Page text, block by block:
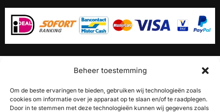
Beheer toestemming
Om de beste ervaringen te bieden, gebruiken wij technologieën zoals
cookies om informatie over je apparaat op te slaan en/of te raadplegen.
Door in te stemmen met deze technologieën kunnen wij gegevens zoals
10% Korting op onze
akoestische panelen